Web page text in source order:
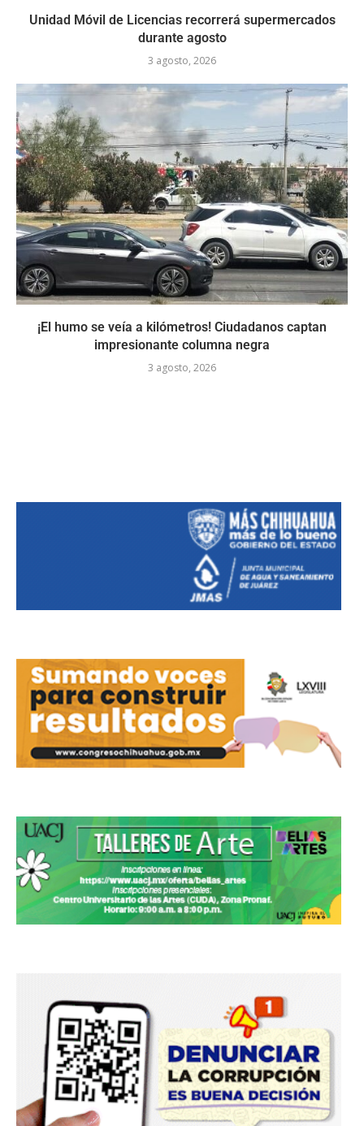
Unidad Móvil de Licencias recorrerá supermercados
durante agosto
3 agosto, 2026
¡El humo se veía a kilómetros! Ciudadanos captan
impresionante columna negra
3 agosto, 2026